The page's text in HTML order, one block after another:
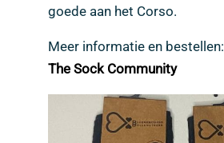
goede aan het Corso.
Meer informatie en bestellen:
The Sock Community